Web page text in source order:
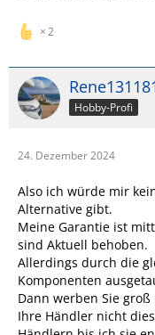
2
Hobby-Profi
24. Dezember 2024
Also ich würde mir
Alternative gibt.
Meine Garantie ist
sind Aktuell behoben.
Allerdings durch die
Komponenten
Dann werben Sie
Ihre Händler nicht